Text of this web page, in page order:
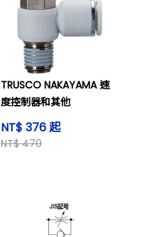
TRUSCO NAKAYAMA 速
度控制器和其他
NT$ 376 起
NT$ 470